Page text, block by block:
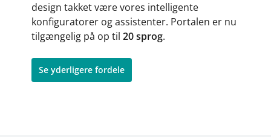
design takket være vores intelligente
konfiguratorer og assistenter. Portalen er nu
tilgængelig på op til 20 sprog.
Se yderligere fordele